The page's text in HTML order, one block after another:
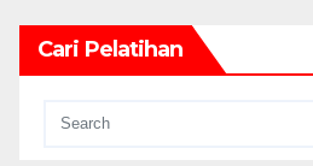
Cari Pelatihan